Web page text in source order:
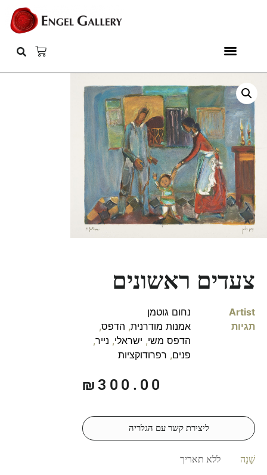
צעדים ראשונים
Artist
נחום גוטמן
תגיות
אמנות מודרנית, הדפס,
הדפס משי, ישראלי, נייר,
פנים, רפרודוקציות
₪ 300.00
ליצירת קשר עם הגלריה
שָׁנָה
ללא תאריך